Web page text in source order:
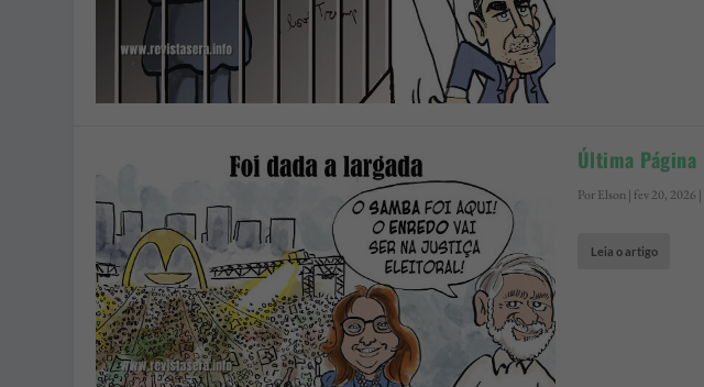
Última Página
PorElson| fev 20, 2026 |
Leia o artigo